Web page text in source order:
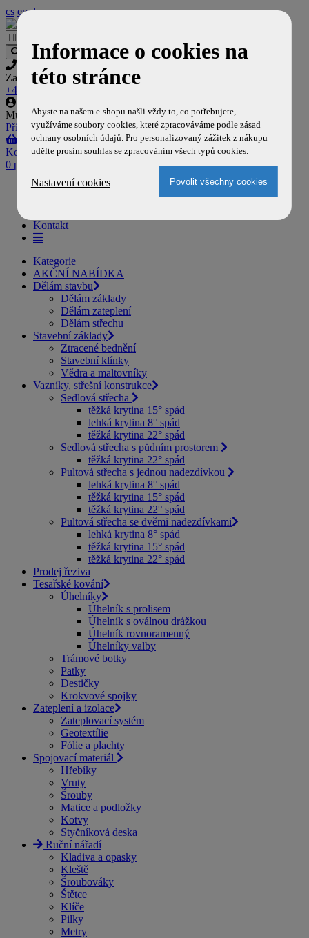
cs en de
Zavolejte nám
+420 777 704 129
Můj účet
Přihlásit,Registrovat
Košík
0 položek
Domů
Kontakt
Kategorie
AKČNÍ NABÍDKA
Dělám stavbu
Dělám základy
Dělám zateplení
Dělám střechu
Stavební základy
Ztracené bednění
Stavební klínky
Vědra a maltovníky
Vazníky, střešní konstrukce
Sedlová střecha
těžká krytina 15° spád
lehká krytina 8° spád
těžká krytina 22° spád
Sedlová střecha s půdním prostorem
těžká krytina 22° spád
Pultová střecha s jednou nadezdívkou
lehká krytina 8° spád
těžká krytina 15° spád
těžká krytina 22° spád
Pultová střecha se dvěmi nadezdívkami
lehká krytina 8° spád
těžká krytina 15° spád
těžká krytina 22° spád
Prodej řeziva
Tesařské kování
Úhelníky
Úhelník s prolisem
Úhelník s oválnou drážkou
Úhelník rovnoramenný
Úhelníky valby
Trámové botky
Patky
Destičky
Krokvové spojky
Zateplení a izolace
Zateplovací systém
Geotextílie
Fólie a plachty
Spojovací materiál
Hřebíky
Vruty
Šrouby
Matice a podložky
Kotvy
Styčníková deska
Ruční nářadí
Kladiva a opasky
Kleště
Šroubováky
Štětce
Klíče
Pilky
Metry
Informace o cookies na
této stránce
Abyste na našem e-shopu našli vždy to, co potřebujete,
využíváme soubory cookies, které zpracováváme podle zásad
ochrany osobních údajů. Pro personalizovaný zážitek z nákupu
udělte prosím souhlas se zpracováním všech typů cookies.
Nastavení cookies